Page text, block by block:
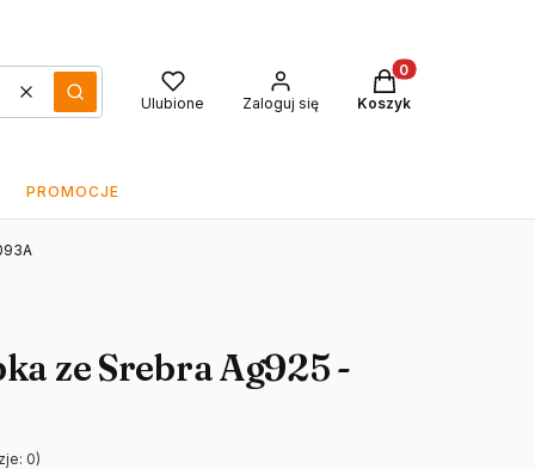
WyczyśćSzukaj Ulubione Zaloguj się
Produkty w
Koszyk
PROMOCJE
ze Srebra Ag925 -
0)